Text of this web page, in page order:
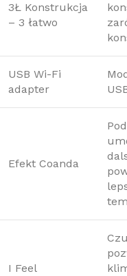
3Ł Konstrukcja
– 3 łatwo
USB Wi-Fi
adapter
Efekt Coanda
I Feel